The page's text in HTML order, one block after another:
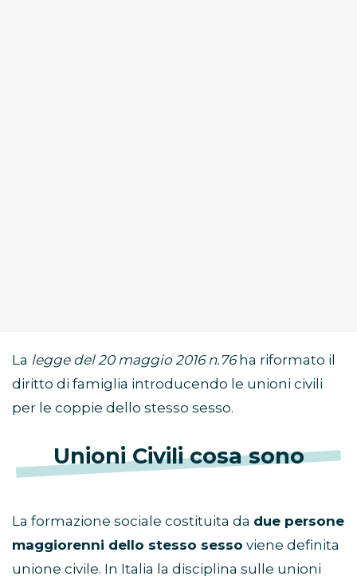
La legge del 20 maggio 2016 n.76ha riformato il
diritto di famiglia introducendo le unioni civili
per le coppie dello stesso sesso.
Unioni Civili cosa sono
La formazione sociale costituita da due persone
maggiorenni dello stesso sesso viene definita
unione civile. In Italia la disciplina sulle unioni